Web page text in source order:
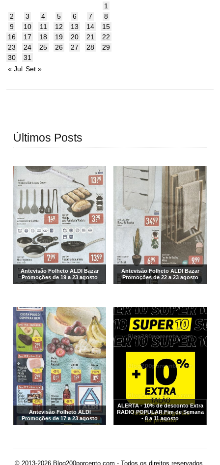
1
2
3 4 5 6 7
8
9
10 11 12 13 14
15
16
17 18 19 20 21
22
23
24 25 26 27 28
29
30
31
« Jul Set »
Últimos Posts
Antevisão Folheto ALDI Bazar
Promoções de 19 a 23 agosto
Antevisão Folheto ALDI Bazar
Promoções de 22 a 23 agosto
Antevisão Folheto ALDI
Promoções de 17 a 23 agosto
ALERTA - 10% de desconto Extra
RADIO POPULAR Fim de Semana
- 8 a 11 agosto